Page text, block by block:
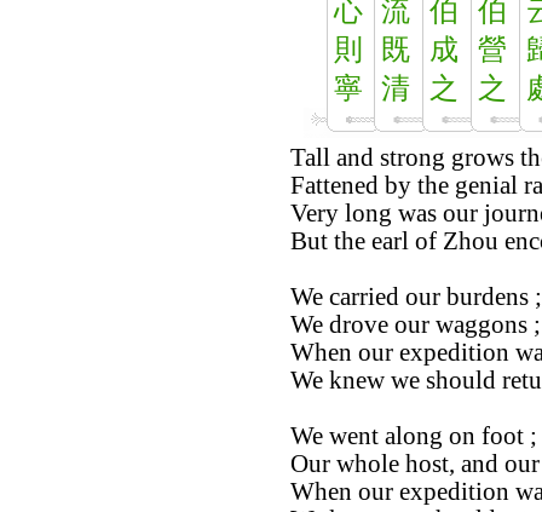
心
則
寧
流
既
清
伯
成
之
伯
營
之
Tall and strong grows
Fattened by the genial
Very long was our
But the earl of Zhou
We carried our burdens
We drove our waggons
When our expedition
We knew we should
We went along on foot
Our whole host, and
When our expedition